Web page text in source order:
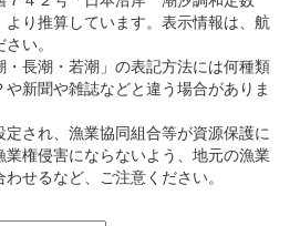
り推算しています。表示情報は、航
い。
長潮・若潮」の表記方法には何種類
新聞や雑誌などと違う場合がありま
され、漁業協同組合等が資源保護に
権侵害にならないよう、地元の漁業
せるなど、ご注意ください。